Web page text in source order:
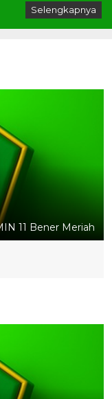
Selengkapnya
11 Bener Meriah